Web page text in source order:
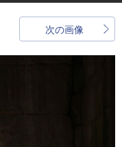
次の画像